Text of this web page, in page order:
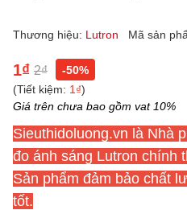
Thương hiệu: Lutron Mã sản
1₫ 2₫
-50%
(Tiết kiệm: 1₫)
Giá trên chưa bao gồm vat 10%
Sieuthidoluong.vn là Nhà
đo ánh sáng Lutron chính
Sản phẩm đảm bảo chất
tốt.